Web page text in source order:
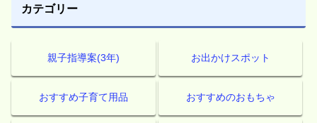
カテゴリー
親子指導案(3年) お出かけスポット
おすすめ子育て用品 おすすめのおもちゃ